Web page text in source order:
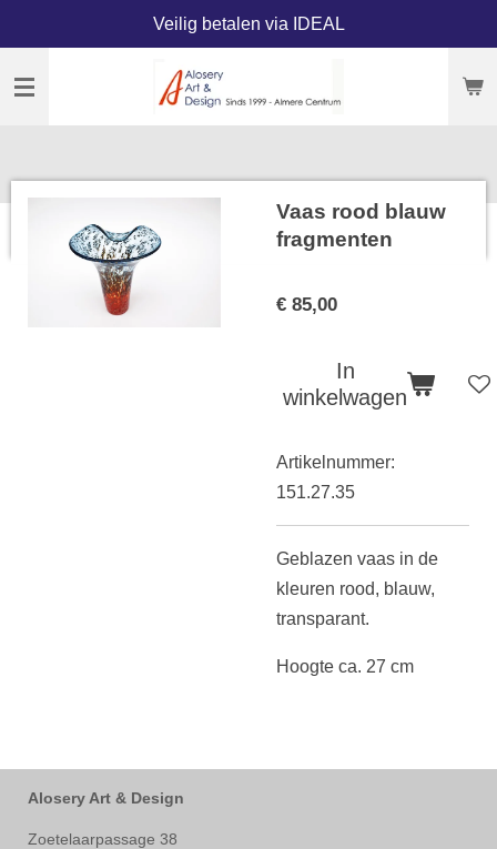
naar
Veilig betalen via IDEAL
Vaas rood blauw
fragmenten
€ 85,00
In
winkelwagen
Artikelnummer:
151.27.35
Geblazen vaas in de
kleuren rood, blauw,
transparant.
Hoogte ca. 27 cm
Alosery Art & Design
Zoetelaarpassage 38